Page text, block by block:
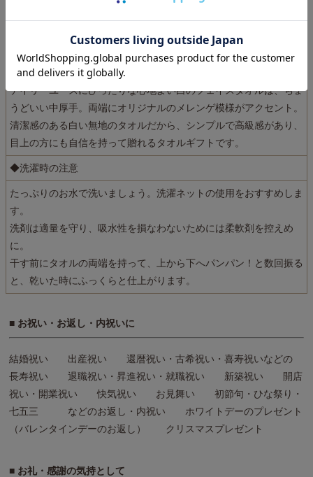
今治タオルの中でも人気の超長綿を使っているので、吸水性が高
い、軽い、柔らかい、ボリュームがある、毛羽落ちが少ないという
特徴があります。
艷やかで光沢があるスーピマコットンを使用した「エンジェルタオ
ル」は、パジャマ屋オリジナルのIZUMMブランド。
デイリーユースにぴったりな心地よい白のフェイスタオルは、ちょ
うどいい中厚手。両端にオリジナルのメレンゲ模様がアクセント。
清潔感のある白い無地のタオルだから、シンプルで高級感があり、
目上の方にも自信を持って贈れるタオルギフトです。
◆洗濯時の注意
たっぷりのお水で洗いましょう。洗濯ネットの使用をおすすめしま
す。
洗剤は適量を守り、吸水性を損なわないためには柔軟剤を控えめ
に。
干す前にタオルの両端を持って、上から下へパンパン！と数回振る
と、乾いた時にふっくらと仕上がります。
■ お祝い・お返し・内祝いに
結婚祝い 出産祝い 還暦祝い・古希祝い・喜寿祝いなどの
長寿祝い 退職祝い・昇進祝い・就職祝い 新築祝い 開店
祝い・開業祝い 快気祝い お見舞い 初節句・ひな祭り・
七五三 などのお返し・内祝い ホワイトデーのプレゼント
（バレンタインデーのお返し） クリスマスプレゼント
■ お礼・感謝の気持として